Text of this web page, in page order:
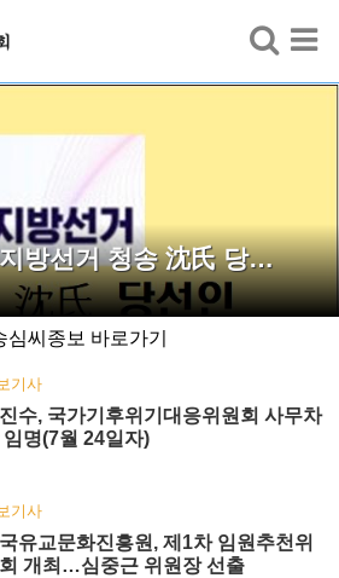
방선거 청송 沈氏 당…
심씨종보 바로가기
기사
수, 국가기후위기대응위원회 사무차
임명(7월 24일자)
기사
유교문화진흥원, 제1차 임원추천위
개최…심중근 위원장 선출